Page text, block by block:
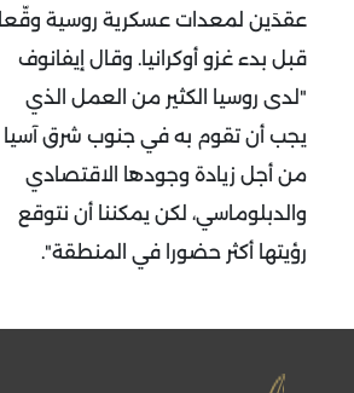
عقدَين لمعدات عسكرية روسية وقّعا
قبل بدء غزو أوكرانيا. وقال إيفانوف
"لدى روسيا الكثير من العمل الذي
يجب أن تقوم به في جنوب شرق آسيا
من أجل زيادة وجودها الاقتصادي
والدبلوماسي، لكن يمكننا أن نتوقع
رؤيتها أكثر حضورا في المنطقة".